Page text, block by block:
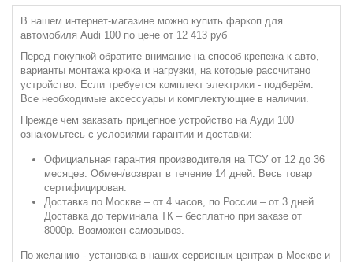
В нашем интернет-магазине можно купить фаркоп для
автомобиля Audi 100 по цене от 12 413 руб
Перед покупкой обратите внимание на способ крепежа к авто,
варианты монтажа крюка и нагрузки, на которые рассчитано
устройство. Если требуется комплект электрики - подберём.
Все необходимые аксессуары и комплектующие в наличии.
Прежде чем заказать прицепное устройство на Ауди 100
ознакомьтесь с условиями гарантии и доставки:
Официальная гарантия производителя на ТСУ от 12 до 36
месяцев. Обмен/возврат в течение 14 дней. Весь товар
сертифицирован.
Доставка по Москве – от 4 часов, по России – от 3 дней.
Доставка до терминала ТК – бесплатно при заказе от
8000р. Возможен самовывоз.
По желанию - установка в наших сервисных центрах в Москве и